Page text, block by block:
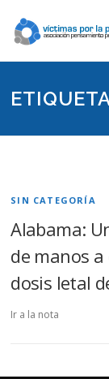
contenido
SIN CATEGORÍA
Alabama:
de manos
dosis letal
Ir a la nota